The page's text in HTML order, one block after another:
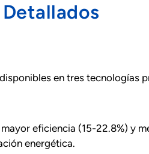
en tres tecnologías
eficiencia (15-22.8%) y
energética.